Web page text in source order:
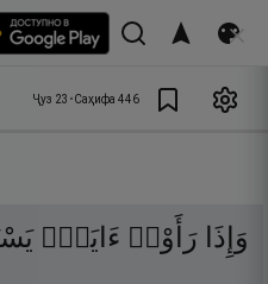
Ҷуз 23 •Саҳифа 446
وَإِذَا رَأَوْا۟ ءَايَةًۭ